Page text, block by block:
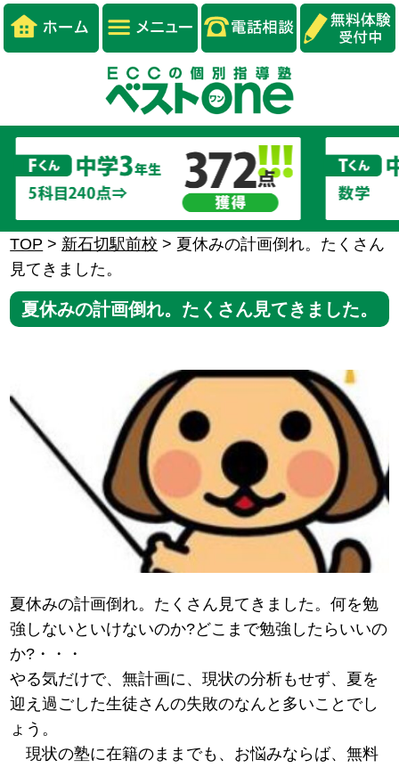
TOP > 新石切駅前校 > 夏休みの計画倒れ。たくさん
見てきました。
夏休みの計画倒れ。たくさん見てきました。
夏休みの計画倒れ。たくさん見てきました。何を勉
強しないといけないのか?どこまで勉強したらいいの
か?・・・
やる気だけで、無計画に、現状の分析もせず、夏を
迎え過ごした生徒さんの失敗のなんと多いことでし
ょう。
現状の塾に在籍のままでも、お悩みならば、無料